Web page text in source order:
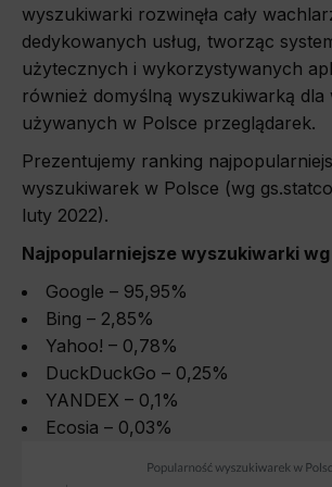
wyszukiwarki rozwinęła cały
dedykowanych usług, tworząc
użytecznych i wykorzystywanych
również domyślną wyszukiwarką dla
używanych w Polsce przeglądarek.
Prezentujemy ranking
wyszukiwarek w Polsce (wg
luty 2022).
Najpopularniejsze wyszukiwarki wg
Google – 95,95%
Bing – 2,85%
Yahoo! – 0,78%
DuckDuckGo – 0,25%
YANDEX – 0,1 %
Ecosia – 0,03%